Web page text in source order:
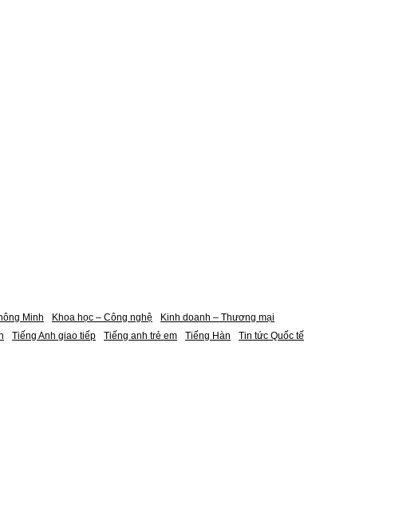
Minh Khoa học – Công nghệ
Kinh doanh – Thương mại
Tiếng Anh giao tiếp Tiếng anh trẻ em Tiếng Hàn
Tin tức Quốc tế